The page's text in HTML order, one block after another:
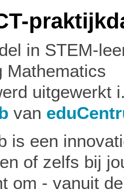
in STEM-
Mathematics
uitgewerkt
van
is een
of zelfs bij
om - vanuit